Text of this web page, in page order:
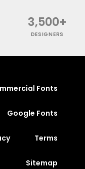
3,500+
DESIGNERS
Fonts
Google Fonts
Terms
Sitemap